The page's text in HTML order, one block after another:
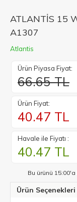
ATLANTİS 15
A1307
Atlantis
Ürün Piyasa Fiyat:
66.65 TL
Ürün Fiyat:
40.47 TL
Havale ile Fiyatı :
40.47 TL
Bu ürünü
Ürün Seçenekleri